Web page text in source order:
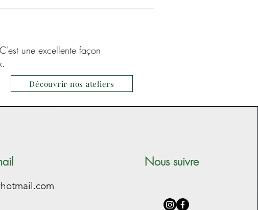
une excellente façon
Découvrir nos ateliers
Nous suivre